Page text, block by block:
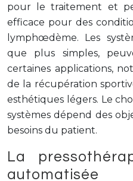
pour le traitement et
efficace pour des
lymphœdème. Les
que plus simples,
certaines applications,
de la récupération
esthétiques légers. Le
systèmes dépend des
besoins du patient.
La
automatisée